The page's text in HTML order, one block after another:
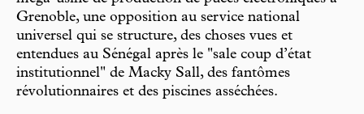
Grenoble, une opposition au service national
universel qui se structure, des choses vues et
entendues au Sénégal après le "sale coup d’état
institutionnel" de Macky Sall, des fantômes
révolutionnaires et des piscines asséchées.